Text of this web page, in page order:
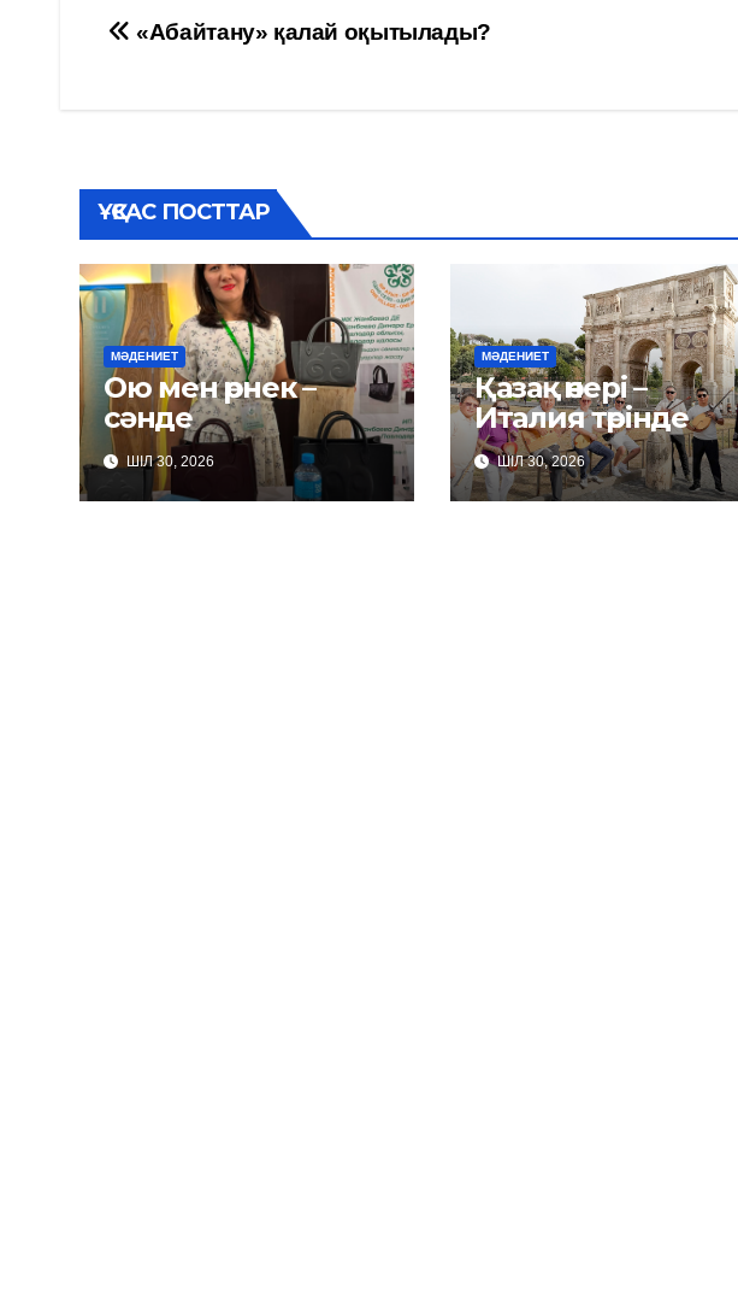
Навигация
«Абайтану» қалай оқытылады?
ҰҚСАС ПОСТТАР
МӘДЕНИЕТ
Ою мен өрнек –
сәнде
ШІЛ 30, 2026
МӘДЕНИЕТ
Қазақ өнері –
Италия төрінде
ШІЛ 30, 2026